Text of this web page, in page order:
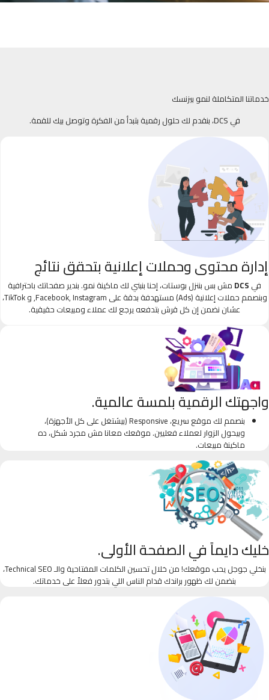
خدماتنا المتكاملة لنمو بيزنسك
في DCS، بنقدم لك حلول رقمية بتبدأ من الفكرة وتوصل بيك للقمة.
إدارة محتوى وحملات إعلانية بتحقق نتائج
في DCS مش بس بننزل بوستات، إحنا بنبني لك ماكينة نمو. بندير صفحاتك باحترافية
وبنصمم حملات إعلانية (Ads) مستهدفة بدقة على Facebook, Instagram, و TikTok،
عشان نضمن إن كل قرش بتدفعه يرجع لك عملاء ومبيعات حقيقية.
واجهتك الرقمية بلمسة عالمية.
بنصمم لك موقع سريع، Responsive (بيشتغل على كل الأجهزة)،
وبيحول الزوار لعملاء فعليين. موقعك معانا مش مجرد شكل، ده
ماكينة مبيعات.
خليك دايماً في الصفحة الأولى.
بنخلي جوجل يحب موقعك! من خلال تحسين الكلمات المفتاحية والـ Technical SEO،
بنضمن لك ظهور براندك قدام الناس اللي بتدور فعلاً على خدماتك.